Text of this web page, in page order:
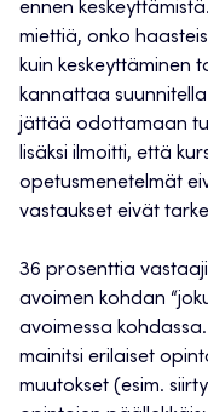
ennen
miettiä, onko
kuin keskeyttäminen
kannattaa
jättää odottamaan
lisäksi ilmoitti, että
opetusmenetelmät
vastaukset eivät
36 prosenttia
avoimen kohdan
avoimessa
mainitsi erilaiset
muutokset (esim.